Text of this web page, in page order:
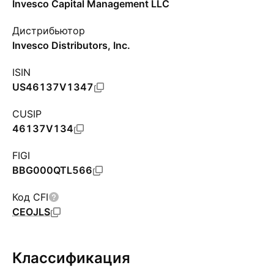
Invesco Capital Management LLC
Дистрибьютор
Invesco Distributors, Inc.
ISIN
US46137V1347
CUSIP
46137V134
FIGI
BBG000QTL566
Код CFI
CEOJLS
Классификация